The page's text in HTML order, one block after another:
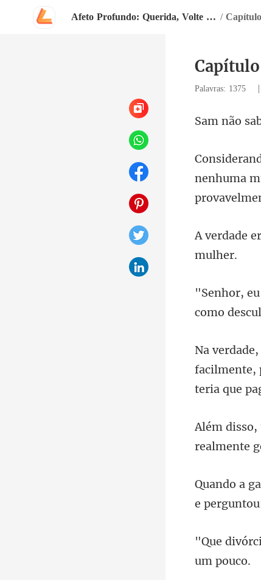
Afeto Profundo: Querida, Volte Para Mim /
Palavras: 1375
nenhuma
como d
facilmente,
e